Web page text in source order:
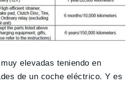
elevadas teniendo en
de un coche eléctrico. Y es